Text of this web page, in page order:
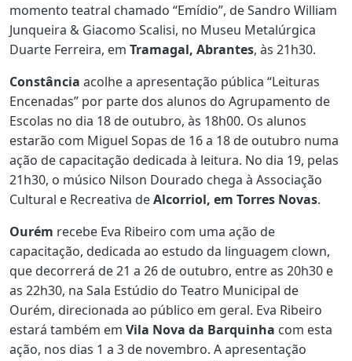
momento teatral chamado “Emídio”, de Sandro William
Junqueira & Giacomo Scalisi, no Museu Metalúrgica
Duarte Ferreira, em Tramagal, Abrantes, às 21h30.
Constância acolhe a apresentação pública “Leituras
Encenadas” por parte dos alunos do Agrupamento de
Escolas no dia 18 de outubro, às 18h00. Os alunos
estarão com Miguel Sopas de 16 a 18 de outubro numa
ação de capacitação dedicada à leitura. No dia 19, pelas
21h30, o músico Nilson Dourado chega à Associação
Cultural e Recreativa deAlcorriol, em Torres Novas.
Ourém recebe Eva Ribeiro com uma ação de
capacitação, dedicada ao estudo da linguagem clown,
que decorrerá de 21 a 26 de outubro, entre as 20h30 e
as 22h30, na Sala Estúdio do Teatro Municipal de
Ourém, direcionada ao público em geral. Eva Ribeiro
estará também em Vila Nova da Barquinha com esta
ação, nos dias 1 a 3 de novembro. A apresentação